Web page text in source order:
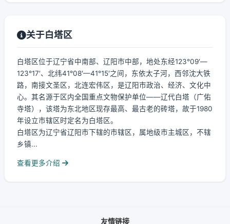
关于白塔区
白塔区位于辽宁省中南部、辽阳市中部，地处东经123°09′—
123°17′、北纬41°08′—41°15′之间，东依太子河，西邻沈大铁
路，南接文圣区，北连宏伟区，是辽阳市政治、经济、文化中
心。其名源于区内全国重点文物保护单位——辽代白塔（广佑
寺塔），该塔为东北地区现存最高、最古老的砖塔，故于1980
年设立市辖区时定名为白塔区。
白塔区为辽宁省辽阳市下辖的市辖区，属地级市主城区，不辖
乡镇...
查看更多介绍
友情链接